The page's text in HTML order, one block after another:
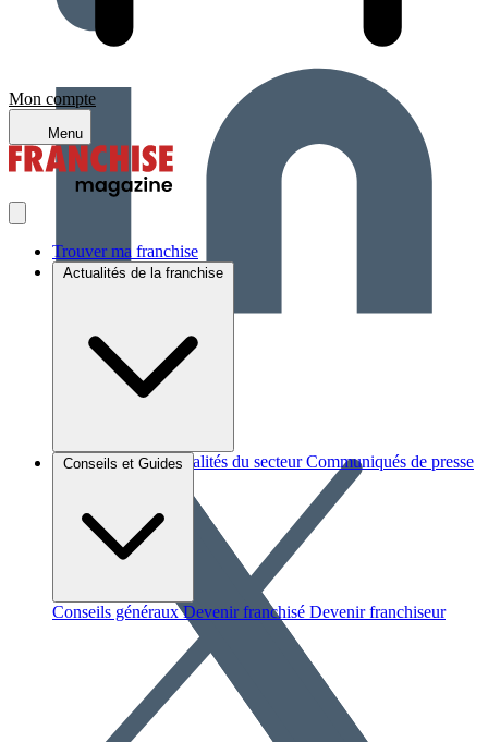
Mon compte
Menu
Trouver ma franchise
Actualités de la franchise
Brèves et actus Actualités du secteur Communiqués de presse
Conseils et Guides
Conseils généraux Devenir franchisé Devenir franchiseur